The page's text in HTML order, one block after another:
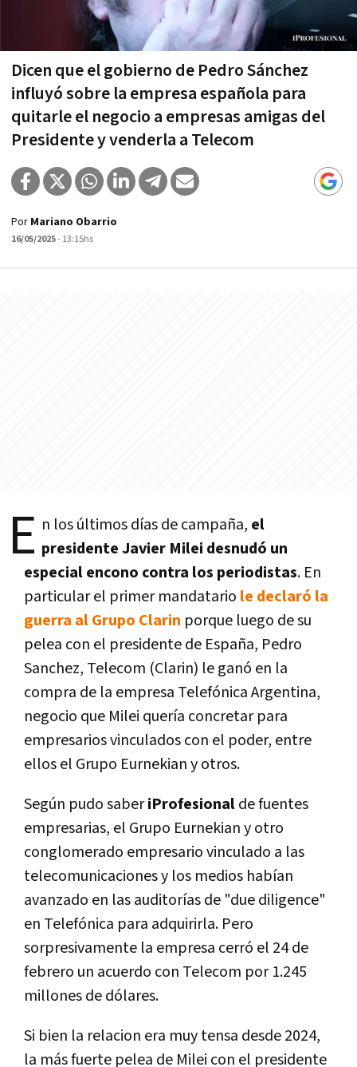
Dicen que el gobierno de Pedro Sánchez
influyó sobre la empresa española para
quitarle el negocio a empresas amigas del
Presidente y venderla a Telecom
Por Mariano Obarrio
16/05/2025- 13:15hs
E n los últimos días de campaña, el
presidente Javier Milei desnudó un
especial encono contra los periodistas. En
particular el primer mandatario le declaró la
guerra al Grupo Clarin porque luego de su
pelea con el presidente de España, Pedro
Sanchez, Telecom (Clarin) le ganó en la
compra de la empresa Telefónica Argentina,
negocio que Milei quería concretar para
empresarios vinculados con el poder, entre
ellos el Grupo Eurnekian y otros.
Según pudo saberiProfesionalde fuentes
empresarias, el Grupo Eurnekian y otro
conglomerado empresario vinculado a las
telecomunicaciones y los medios habían
avanzado en las auditorías de "due diligence"
en Telefónica para adquirirla. Pero
sorpresivamente la empresa cerró el 24 de
febrero un acuerdo con Telecom por 1.245
millones de dólares.
Si bien la relacion era muy tensa desde 2024,
la más fuerte pelea de Milei con el presidente